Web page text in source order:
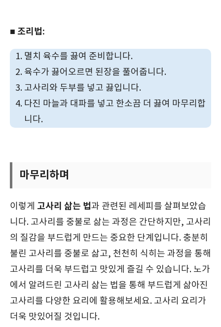
■ 조리법:
멸치 육수를 끓여 준비합니다.
육수가 끓어오르면 된장을 풀어줍니다.
고사리와 두부를 넣고 끓입니다.
다진 마늘과 대파를 넣고 한소끔 더 끓여 마무리합
니다.
마무리하며
이렇게 고사리 삶는 법과 관련된 레세피를 살펴보았습
니다. 고사리를 중불로 삶는 과정은 간단하지만, 고사리
의 질감을 부드럽게 만드는 중요한 단계입니다. 충분히
불린 고사리를 중불로 삶고, 천천히 식히는 과정을 통해
고사리를 더욱 부드럽고 맛있게 즐길 수 있습니다. 노가
에서 알려드린 고사리 삶는 법을 통해 부드럽게 삶아진
고사리를 다양한 요리에 활용해보세요. 고사리 요리가
더욱 맛있어질 것입니다.